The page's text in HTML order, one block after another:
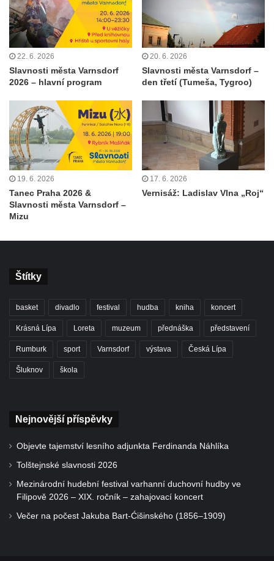
22. 6. 2026
Slavnosti města Varnsdorf
2026 – hlavní program
20. 6. 2026
Slavnosti města Varnsdorf –
den třetí (Tumeša, Tygroo)
19. 6. 2026
Tanec Praha 2026 &
Slavnosti města Varnsdorf –
Mizu
17. 6. 2026
Vernisáž: Ladislav Vlna „Roj“
Štítky
basket divadlo festival hudba kniha koncert
Krásná Lípa Loreta muzeum přednáška představení
Rumburk sport Varnsdorf výstava Česká Lípa
Šluknov škola
Nejnovější příspěvky
Objevte tajemství lesního adjunkta Ferdinanda Náhlíka
Tolštejnské slavnosti 2026
Mezinárodní hudební festival varhanní duchovní hudby ve
Filipově 2026 – XIX. ročník – zahajovací koncert
Večer na počest Jakuba Bart-Ćišinského (1856–1909)